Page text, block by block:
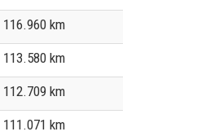
116.960 km
113.580 km
112.709 km
111.071 km